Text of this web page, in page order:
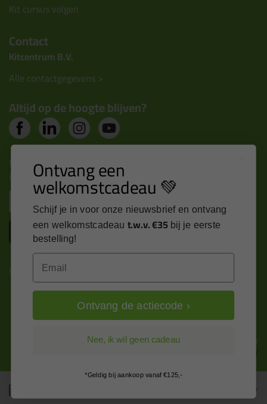
Kit cursus volgen
Contact
Kitcentrum B.V.
Alle contactgegevens >
Altijd op de hoogte blijven?
Nieuws, tips en exclusieve deals rechtstreeks in je
inbox
Inschrijven
Kitcentrum is trots op:
Alle prijzen zijn in EURO en excl. 21% BTW
wijzig naar incl. BTW
Ontvang een
welkomstcadeau 💚
Schijf je in voor onze nieuwsbrief en ontvang
een welkomstcadeau t.w.v. €35 bij je eerste
bestelling!
Email
Ontvang de actiecode ›
Nee, ik wil geen cadeau
*Geldig bij aankoop vanaf €125,-